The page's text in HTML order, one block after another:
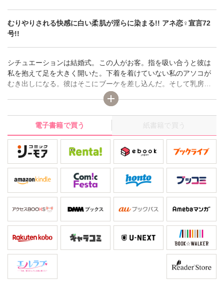
むりやりされる快感に白い柔肌が淫らに染まる!! アネ恋♀宣言72
号!!
シチュエーションは結婚式。この人がお客。指を吸い合うと彼は
私を抱えて足を大きく開いた。下着を着けていない私のアソコが
むき出しになる。彼はそこにブーケを差し込んだ。そして乳房を
揉みしだきながら、彼のモノをい挿れてきた…!?【イメージプレ
イ、花嫁衣裳で弄られて!?】ほか、淫靡な愛と性の競演、デジタ
ルレディースコミック アネ恋宣言!
電子書籍で買う
紙書籍で買う